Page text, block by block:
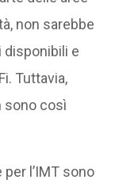
non sarebbe
disponibili e
Tuttavia,
sono così
l’IMT sono